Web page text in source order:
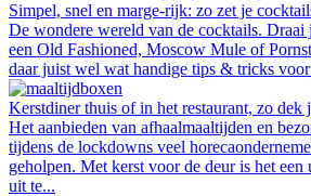
Simpel, snel en marge-rijk: zo zet je
De wondere wereld van de cocktails.
een Old Fashioned, Moscow Mule of
daar juist wel wat handige tips & tricks
Kerstdiner thuis of in het restaurant, zo dek
Het aanbieden van afhaalmaaltijden en
tijdens de lockdowns veel
geholpen. Met kerst voor de deur is het een
uit te...